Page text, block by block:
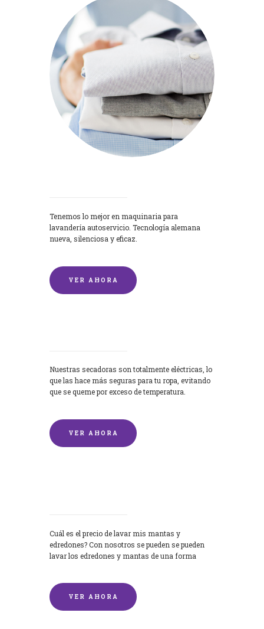
Tenemos lo mejor en maquinaria para
lavandería autoservicio. Tecnología alemana
nueva, silenciosa y eficaz.
VER AHORA
Nuestras secadoras son totalmente eléctricas, lo
que las hace más seguras para tu ropa, evitando
que se queme por exceso de temperatura.
VER AHORA
Cuál es el precio de lavar mis mantas y
edredones? Con nosotros se pueden se pueden
lavar los edredones y mantas de una forma
VER AHORA